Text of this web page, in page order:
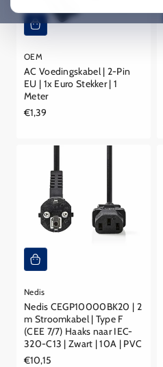
OEM
AC Voedingskabel | 2-Pin
EU | 1x Euro Stekker | 1
Meter
Reguliere
€1,39
Nedis
Nedis CEGP10000BK20 | 2
m Stroomkabel | Type F
(CEE 7/7) Haaks naar IEC-
320-C13 | Zwart | 10A | PVC
Reguliere
€10,15